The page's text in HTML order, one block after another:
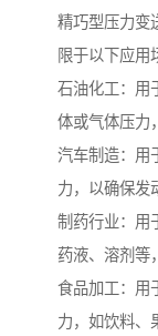
精巧型压力变
限于以下应用
石油化工：用
体或气体压力
汽车制造：用
力，以确保发
制药行业：用
药液、溶剂等
食品加工：用
力，如饮料、